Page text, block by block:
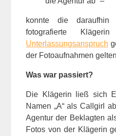
konnte die
fotografierte
Unterlassungsanspruch
der Fotoaufnahmen
Was war passiert?
Die Klägerin ließ sich
Namen „A“ als Callgirl
Agentur der Beklagten
Fotos von der Klägerin